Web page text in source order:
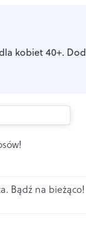
kobiet 40+.
Bądź na bieżąco!